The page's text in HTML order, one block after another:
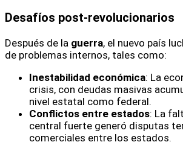
Desafíos post-revolucionarios
Después de la guerra, el nuevo país
de problemas internos, tales como:
Inestabilidad económica: La
crisis, con deudas masivas
nivel estatal como federal.
Conflictos entre estados: La
central fuerte generó disputas
comerciales entre los estados.